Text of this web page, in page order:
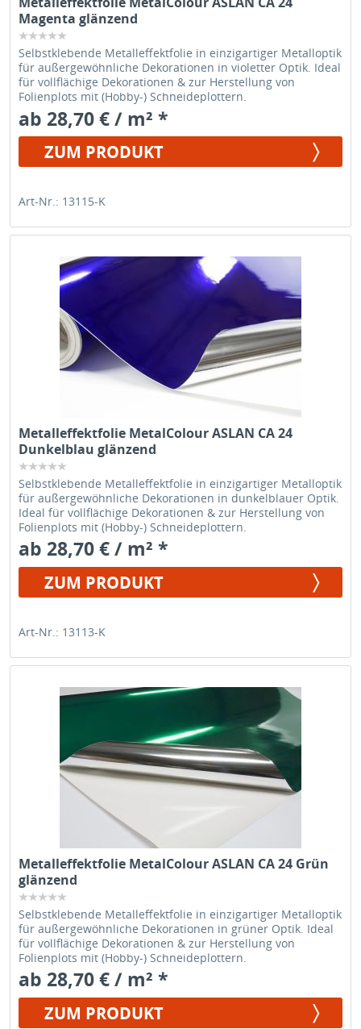
Magenta glänzend
Selbstklebende Metalleffektfolie in einzigartiger Metalloptik
für außergewöhnliche Dekorationen in violetter Optik. Ideal
für vollflächige Dekorationen & zur Herstellung von
Folienplots mit (Hobby-) Schneideplottern.
ab 28,70 € / m² *
ZUM PRODUKT
Art-Nr.: 13115-K
Metalleffektfolie MetalColour ASLAN CA 24
Dunkelblau glänzend
Selbstklebende Metalleffektfolie in einzigartiger Metalloptik
für außergewöhnliche Dekorationen in dunkelblauer Optik.
Ideal für vollflächige Dekorationen & zur Herstellung von
Folienplots mit (Hobby-) Schneideplottern.
ab 28,70 € / m² *
ZUM PRODUKT
Art-Nr.: 13113-K
Metalleffektfolie MetalColour ASLAN CA 24 Grün
glänzend
Selbstklebende Metalleffektfolie in einzigartiger Metalloptik
für außergewöhnliche Dekorationen in grüner Optik. Ideal
für vollflächige Dekorationen & zur Herstellung von
Folienplots mit (Hobby-) Schneideplottern.
ab 28,70 € / m² *
ZUM PRODUKT